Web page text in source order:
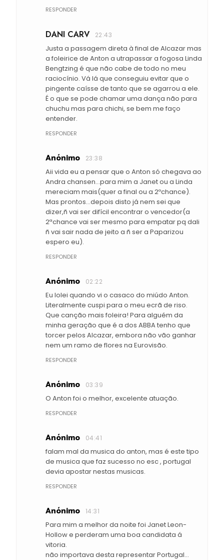
RESPONDER
DANI CARV 22:43
Justa a passagem direta à final de Alcazar mas
a foleirice de Anton a utrapassar a fogosa Linda
Bengtzing é que não cabe de todo no meu
raciocínio. Vá lá que conseguiu evitar que o
pingente caísse de tanto que se agarrou a ele.
É o que se pode chamar uma dança não para
chuchu mas para chichi, se bem me faço
entender.
RESPONDER
Anónimo 23:38
Aii vida eu a pensar que o Anton só chegava ao
Andra chansen...para mim a Janet ou a Linda
mereciam mais(quer a final ou a 2ºchance).
Mas prontos...depois disto já nem sei que
dizer,ñ vai ser difícil encontrar o vencedor(a
2ªchance vai ser mesmo para empatar pq dali
ñ vai sair nada de jeito a ñ ser a Paparizou
espero eu).
RESPONDER
Anónimo 02:22
Eu lolei quando vi o casaco do miúdo Anton.
Literalmente cuspi para o meu ecrã de riso.
Que canção mais foleira! Para alguém da
minha geração que é a dos ABBA tenho que
torcer pelos Alcazar, embora não vão ganhar
nem um ramo de flores na Eurovisão.
RESPONDER
Anónimo 03:39
O Anton foi o melhor, excelente atuação.
RESPONDER
Anónimo 04:41
falam mal da musica do anton, mas é este tipo
de musica que faz sucesso no esc , portugal
devia apostar nestas musicas.
RESPONDER
Anónimo 14:31
Para mim a melhor da noite foi Janet Leon-
Hollow e perderam uma boa candidata á
vitoria.
não importava desta representar Portugal...